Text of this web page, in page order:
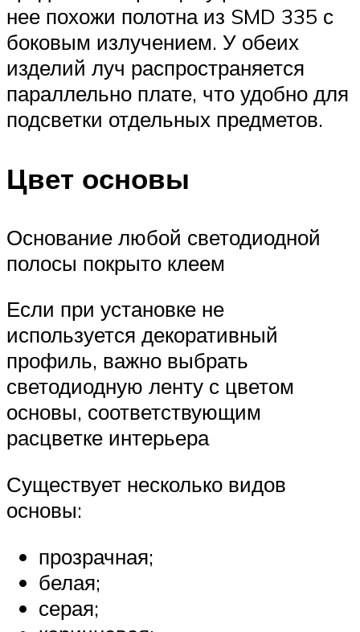
нее похожи полотна из SMD 335 с
боковым излучением. У обеих
изделий луч распространяется
параллельно плате, что удобно для
подсветки отдельных предметов.
Цвет основы
Основание любой светодиодной
полосы покрыто клеем
Если при установке не
используется декоративный
профиль, важно выбрать
светодиодную ленту с цветом
основы, соответствующим
расцветке интерьера
Существует несколько видов
основы:
прозрачная;
белая;
серая;